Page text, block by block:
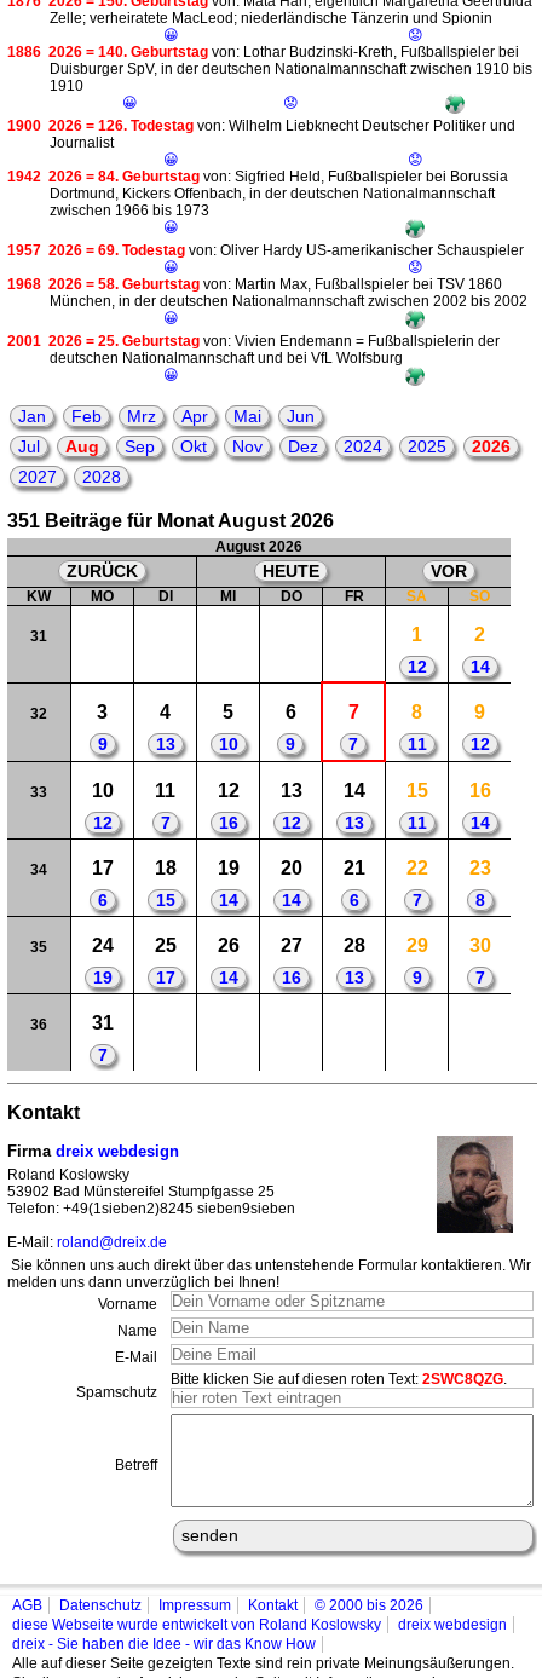
Zelle; verheiratete MacLeod; niederländische Tänzerin und Spionin
😀
😟
1886 2026 = 140. Geburtstag von: Lothar Budzinski-Kreth, Fußballspieler bei
Duisburger SpV, in der deutschen Nationalmannschaft zwischen 1910 bis
1910
😀
😟
1900 2026 = 126. Todestag von: Wilhelm Liebknecht Deutscher Politiker und
Journalist
😀
😟
1942 2026 = 84. Geburtstag von: Sigfried Held, Fußballspieler bei Borussia
Dortmund, Kickers Offenbach, in der deutschen Nationalmannschaft
zwischen 1966 bis 1973
😀
1957 2026 = 69. Todestag von: Oliver Hardy US-amerikanischer Schauspieler
😀
😟
1968 2026 = 58. Geburtstag von: Martin Max, Fußballspieler bei TSV 1860
München, in der deutschen Nationalmannschaft zwischen 2002 bis 2002
😀
2001 2026 = 25. Geburtstag von: Vivien Endemann = Fußballspielerin der
deutschen Nationalmannschaft und bei VfL Wolfsburg
😀
Jan Feb Mrz Apr Mai
Jun
Jul
Aug Sep Okt Nov Dez 2024 2025
2026
2027
2028
351 Beiträge für Monat August 2026
August 2026
ZURÜCK HEUTE VOR
KW MO DI MI DO FR SA SO
31 1
12
2
14
32 3
9
4
13
5
10
6
9
7
7
8
11
9
12
33 10
12
11
7
12
16
13
12
14
13
15
11
16
14
34 17
6
18
15
19
14
20
14
21
6
22
7
23
8
35 24
19
25
17
26
14
27
16
28
13
29
9
30
7
36 31
7
Kontakt
Firma dreix webdesign
Roland Koslowsky
53902 Bad Münstereifel Stumpfgasse 25
Telefon: +49(1sieben2)8245 sieben9sieben
E-Mail: roland@dreix.de
Sie können uns auch direkt über das untenstehende Formular kontaktieren. Wir
melden uns dann unverzüglich bei Ihnen!
Vorname
Name
E-Mail
Spamschutz
Bitte klicken Sie auf diesen roten Text: 2SWC8QZG.
Betreff
AGB Datenschutz Impressum Kontakt
© 2000 bis 2026
diese Webseite wurde entwickelt von Roland Koslowsky
dreix webdesign
dreix - Sie haben die Idee - wir das Know How
Alle auf dieser Seite gezeigten Texte sind rein private Meinungsäußerungen.